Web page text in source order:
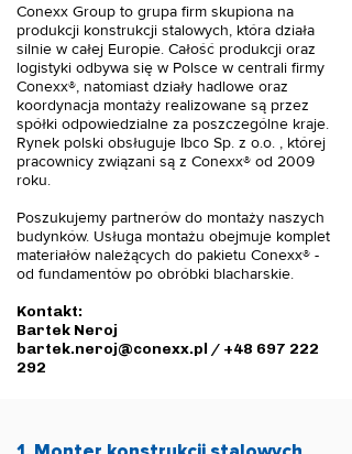
Conexx Group to grupa firm skupiona na
produkcji konstrukcji stalowych, która działa
silnie w całej Europie. Całość produkcji oraz
logistyki odbywa się w Polsce w centrali firmy
Conexx®, natomiast działy hadlowe oraz
koordynacja montaży realizowane są przez
spółki odpowiedzialne za poszczególne kraje.
Rynek polski obsługuje Ibco Sp. z o.o. , której
pracownicy związani są z Conexx® od 2009
roku.
Poszukujemy partnerów do montaży naszych
budynków. Usługa montażu obejmuje komplet
materiałów należących do pakietu Conexx® -
od fundamentów po obróbki blacharskie.
Kontakt:
Bartek Neroj
bartek.neroj@conexx.pl / +48 697 222
292